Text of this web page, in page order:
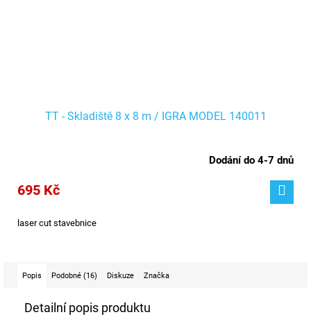
TT - Skladiště 8 x 8 m / IGRA MODEL 140011
Dodání do 4-7 dnů
695 Kč
laser cut stavebnice
Popis Podobné (16) Diskuze Značka
Detailní popis produktu